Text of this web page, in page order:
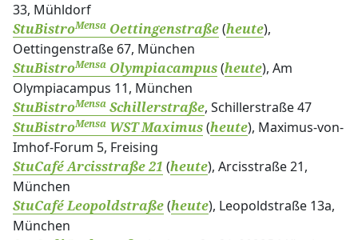
33, Mühldorf
StuBistroMensa Oettingenstraße (heute),
Oettingenstraße 67, München
StuBistroMensa Olympiacampus (heute), Am
Olympiacampus 11, München
StuBistroMensa Schillerstraße, Schillerstraße 47
StuBistroMensa WST Maximus (heute), Maximus-von-
Imhof-Forum 5, Freising
StuCafé Arcisstraße 21 (heute), Arcisstraße 21,
München
StuCafé Leopoldstraße (heute), Leopoldstraße 13a,
München